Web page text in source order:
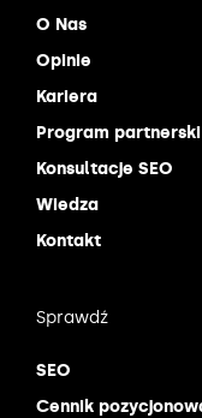
O Nas
Opinie
Kariera
Program partnerski
Konsultacje SEO
Wiedza
Kontakt
Sprawdź
SEO
Cennik